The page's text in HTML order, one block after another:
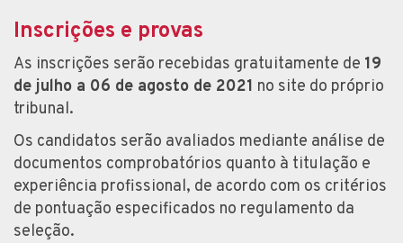
Inscrições e provas
As inscrições serão recebidas gratuitamente de 19
de julho a 06 de agosto de 2021 no site do próprio
tribunal.
Os candidatos serão avaliados mediante análise de
documentos comprobatórios quanto à titulação e
experiência profissional, de acordo com os critérios
de pontuação especificados no regulamento da
seleção.